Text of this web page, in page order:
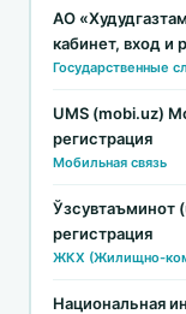
АО
кабинет, вход и
Государственные
UMS (mobi.uz)
регистрация
Мобильная связь
Ўзсувтаъминот
регистрация
ЖКХ (Жилищно-
Национальная